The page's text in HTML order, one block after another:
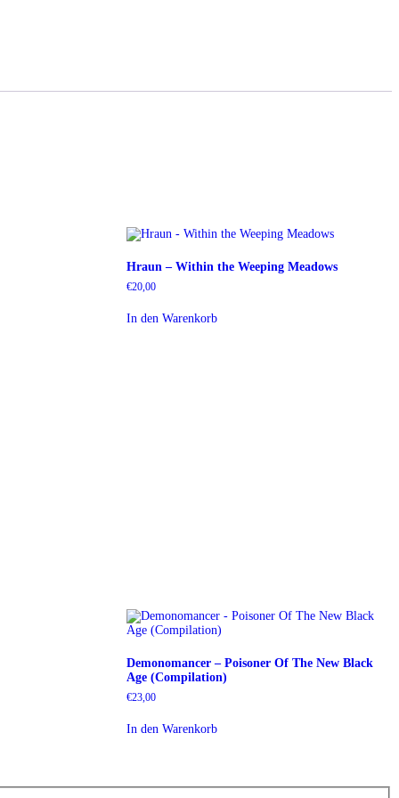
Hraun – Within the Weeping Meadows
€20,00
In den Warenkorb
Demonomancer – Poisoner Of The New Black
Age (Compilation)
€23,00
In den Warenkorb